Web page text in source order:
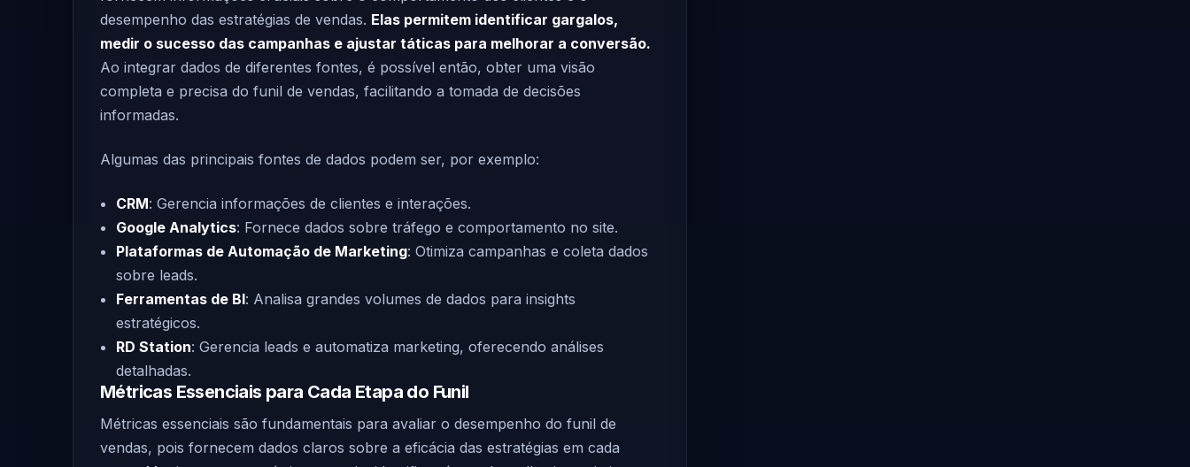
desempenho das estratégias de vendas. Elas permitem identificar gargalos,
medir o sucesso das campanhas e ajustar táticas para melhorar a conversão.
Ao integrar dados de diferentes fontes, é possível então, obter uma visão
completa e precisa do funil de vendas, facilitando a tomada de decisões
informadas.
Algumas das principais fontes de dados podem ser, por exemplo:
CRM: Gerencia informações de clientes e interações.
Google Analytics: Fornece dados sobre tráfego e comportamento no site.
Plataformas de Automação de Marketing: Otimiza campanhas e coleta dados
sobre leads.
Ferramentas de BI: Analisa grandes volumes de dados para insights
estratégicos.
RD Station: Gerencia leads e automatiza marketing, oferecendo análises
detalhadas.
Métricas Essenciais para Cada Etapa do Funil
Métricas essenciais são fundamentais para avaliar o desempenho do funil de
vendas, pois fornecem dados claros sobre a eficácia das estratégias em cada